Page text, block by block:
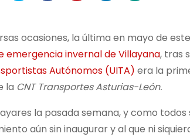
ocasiones, la última en mayo de
invernal de Villayana, tras
Autónomos (UITA) era la
la CNT Transportes Asturias-León.
la pasada semana, y como
aún sin inaugurar y al que ni